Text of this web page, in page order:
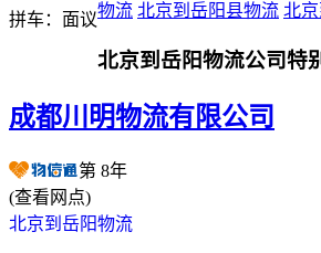
拼车： 面议物流 北京到岳阳县物流 北
北京到岳阳物流公司特
成都川明物流有限公司
第 8年
(查看网点)
北京到岳阳物流